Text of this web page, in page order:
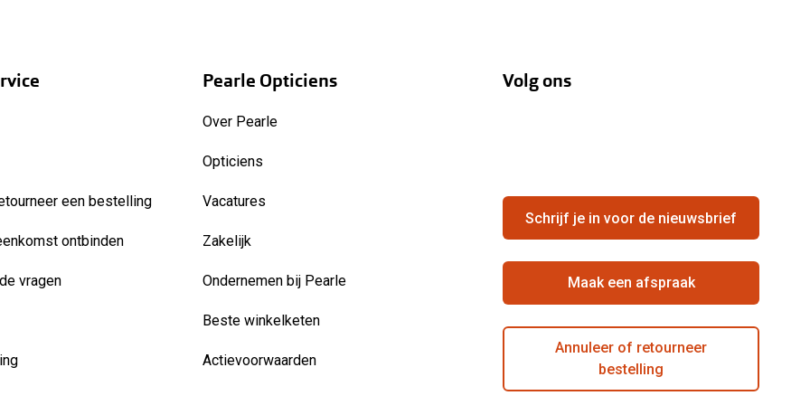
een bestelling
ontbinden
vragen
Pearle Opticiens
Over Pearle
Opticiens
Vacatures
Zakelijk
Ondernemen bij Pearle
Beste winkelketen
Actievoorwaarden
Volg ons
Schrijf je in voor de nieuwsbrief
Maak een afspraak
Annuleer of retourneer
bestelling